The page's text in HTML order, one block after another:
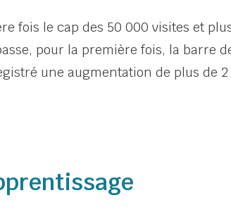
fois le cap des 50 000 visites et
pour la première fois, la barre
une augmentation de plus de